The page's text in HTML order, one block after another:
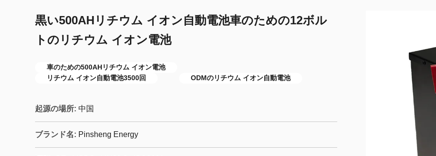
黒い500AHリチウム イオン自動電池車のための12ボル
トのリチウム イオン電池
車のための500AHリチウム イオン電池
リチウム イオン自動電池3500回
ODMのリチウム イオン自動電池
起源の場所: 中国
ブランド名: Pinsheng Energy